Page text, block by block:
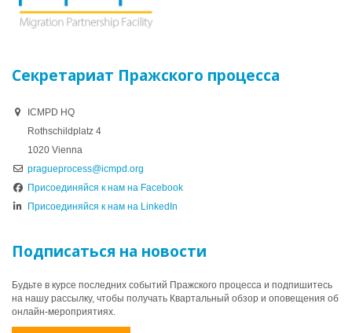
Секретариат Пражского процесса
ICMPD HQ
Rothschildplatz 4
1020 Vienna
pragueprocess@icmpd.org
Присоединяйся к нам на Facebook
Присоединяйся к нам на LinkedIn
Подписаться на новости
Будьте в курсе последних событий Пражского процесса и подпишитесь
на нашу рассылку, чтобы получать Квартальный обзор и оповещения об
онлайн-мероприятиях.